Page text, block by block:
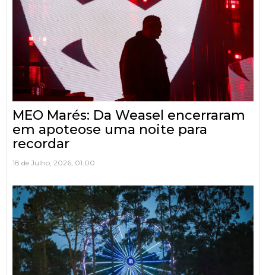
MEO Marés: Da Weasel encerraram
em apoteose uma noite para
recordar
18 de Julho, 2026, 01:00